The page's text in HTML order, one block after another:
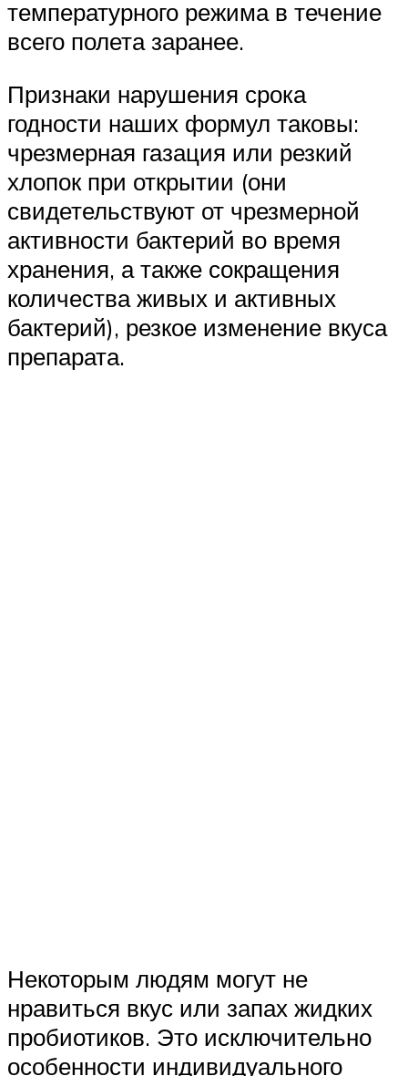
температурного режима в течение
всего полета заранее.
Признаки нарушения срока
годности наших формул таковы:
чрезмерная газация или резкий
хлопок при открытии (они
свидетельствуют от чрезмерной
активности бактерий во время
хранения, а также сокращения
количества живых и активных
бактерий), резкое изменение вкуса
препарата.
Некоторым людям могут не
нравиться вкус или запах жидких
пробиотиков. Это исключительно
особенности индивидуального